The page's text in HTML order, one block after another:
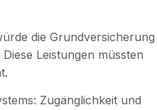
die Grundversicherung
Leistungen müssten
Zugänglichkeit und